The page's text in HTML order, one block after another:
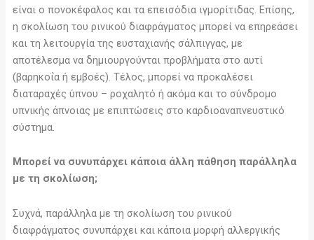
είναι ο πονοκέφαλος και τα επεισόδια ιγμορίτιδας. Επίσης,
η σκολίωση του ρινικού διαφράγματος μπορεί να επηρεάσει
και τη λειτουργία της ευσταχιανής σάλπιγγας, με
αποτέλεσμα να δημιουργούνται προβλήματα στο αυτί
(βαρηκοΐα ή εμβοές). Τέλος, μπορεί να προκαλέσει
διαταραχές ύπνου – ροχαλητό ή ακόμα και το σύνδρομο
υπνικής άπνοιας με επιπτώσεις στο καρδιοαναπνευστικό
σύστημα.
Μπορεί να συνυπάρχει κάποια άλλη πάθηση παράλληλα
με τη σκολίωση;
Συχνά, παράλληλα με τη σκολίωση του ρινικού
διαφράγματος συνυπάρχει και κάποια μορφή αλλεργικής